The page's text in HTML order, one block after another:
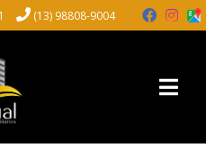
(13) 98808-9004